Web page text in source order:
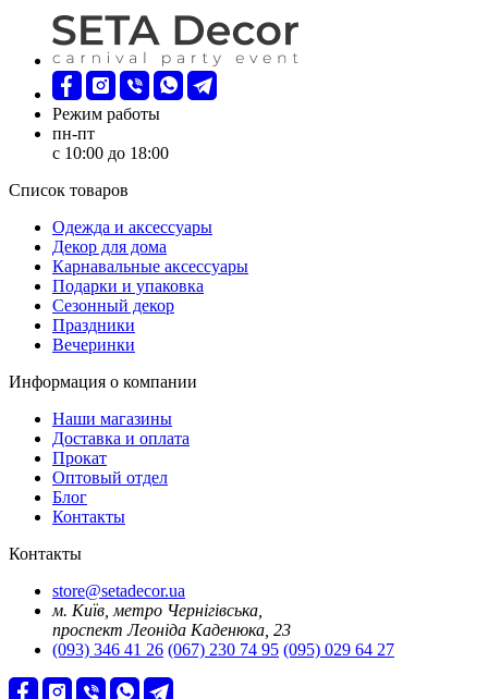
Режим работы
пн-пт
с 10:00 до 18:00
Список товаров
Oдежда и аксессуары
Декор для дома
Карнавальные аксессуары
Подарки и упаковка
Сезонный декор
Праздники
Вечеринки
Информация о компании
Наши магазины
Доставка и оплата
Прокат
Оптовый отдел
Блог
Контакты
Контакты
store@setadecor.ua
м. Київ, метро Чернігівська,
проспект Леоніда Каденюка, 23
(093) 346 41 26 (067) 230 74 95 (095) 029 64 27